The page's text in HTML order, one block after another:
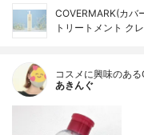
COVERMARK(カバ
トリートメント ク
コスメに興味のある
あきんぐ